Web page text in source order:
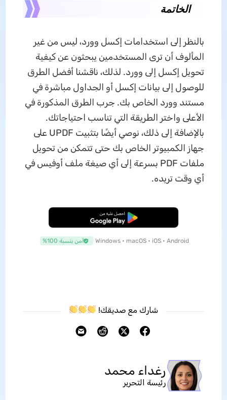
الخاتمة
بالنظر إلى استخدامات إكسل وورد، ليس من غير
المألوف أن ترى المستخدمين يبحثون عن كيفية
تحويل إكسل إلى وورد. لذلك، ناقشنا أفضل الطرق
للوصول إلى بيانات إكسل أو الجداول مباشرة في
مستند وورد الخاص بك. جرب الطرق المذكورة في
الأعلى واختر الطريقة التي تناسب احتياجاتك.
بالإضافة إلى ذلك، نوصي أيضًا بتثبيت UPDF على
جهاز الكمبيوتر الخاص بك حتى تتمكن من تحويل
ملفات PDF بسرعة إلى أي صيغة ملف أوفيس في
أي وقت تريده.
تنزيل مجاني
Windows • macOS • iOS • Android آمن بنسبة 100%
شارك مع صديقك!
رغداء محمد
رئيسة التحرير